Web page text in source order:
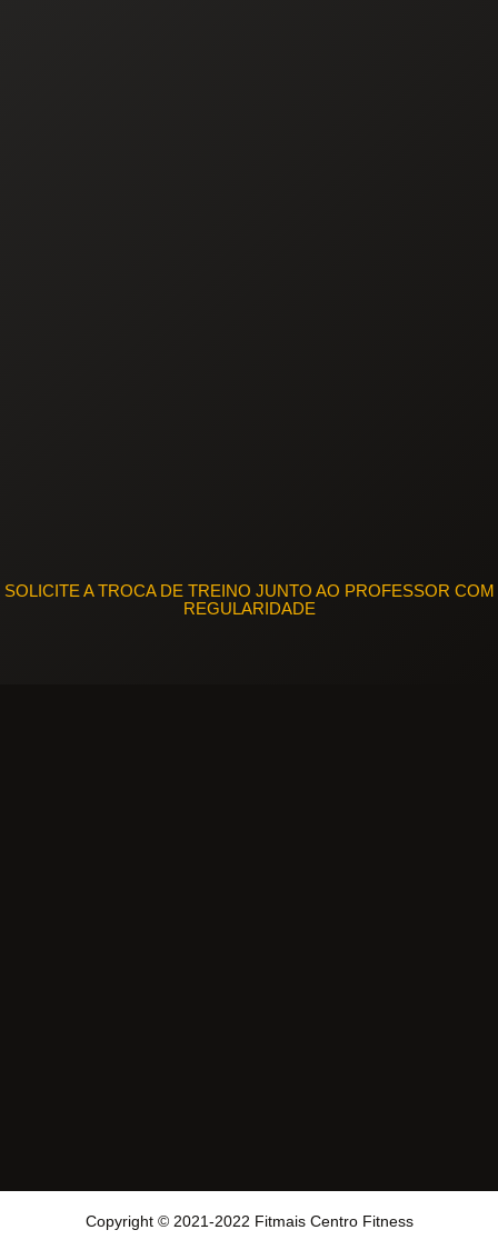
SOLICITE A TROCA DE TREINO JUNTO AO PROFESSOR COM
REGULARIDADE
Copyright © 2021-2022 Fitmais Centro Fitness